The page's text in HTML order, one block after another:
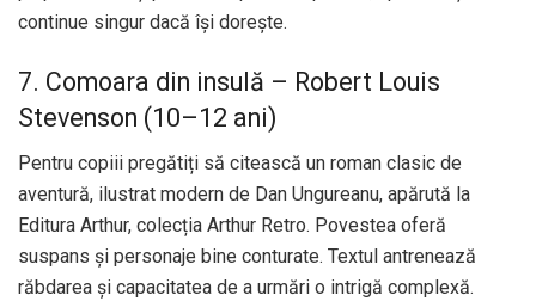
continue singur dacă își dorește.
7. Comoara din insulă – Robert Louis
Stevenson (10–12 ani)
Pentru copiii pregătiți să citească un roman clasic de
aventură, ilustrat modern de Dan Ungureanu, apărută la
Editura Arthur, colecția Arthur Retro. Povestea oferă
suspans și personaje bine conturate. Textul antrenează
răbdarea și capacitatea de a urmări o intrigă complexă.